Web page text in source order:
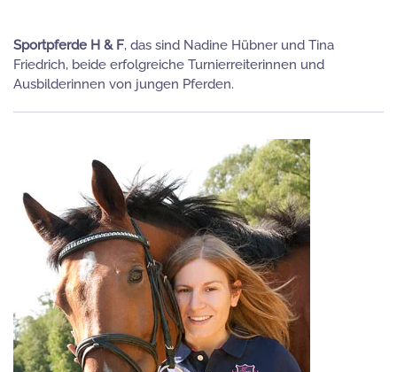
Skip to main content
Sportpferde H & F, das sind Nadine Hübner und Tina
Friedrich, beide erfolgreiche Turnierreiterinnen und
Ausbilderinnen von jungen Pferden.